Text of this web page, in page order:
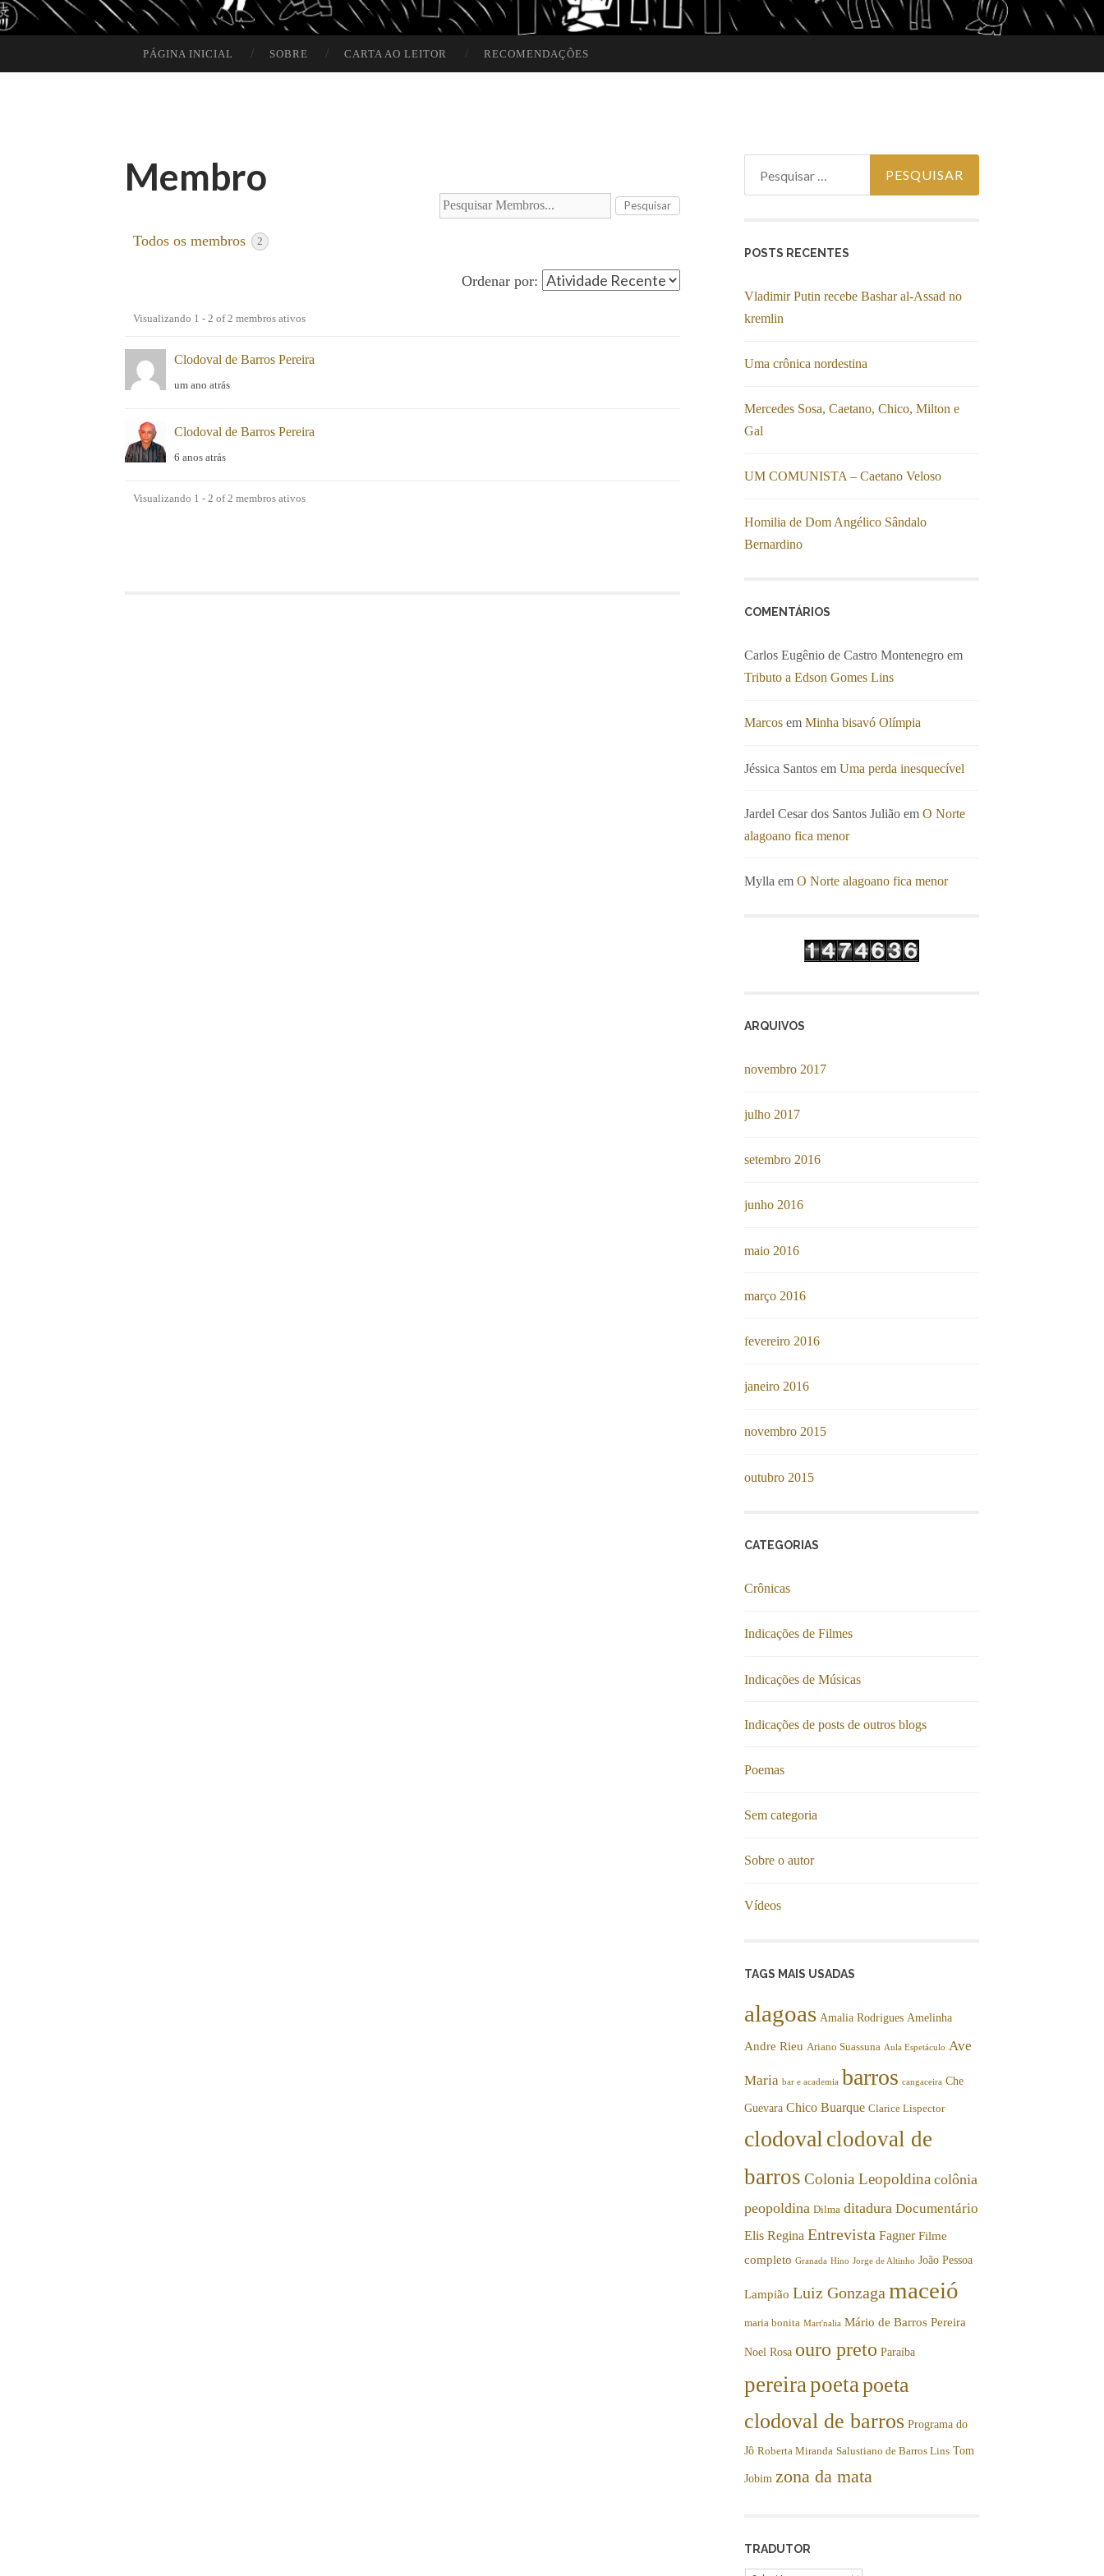
PÁGINA INICIAL SOBRE CARTA AO LEITOR RECOMENDAÇÕES
Membro
Pesquisar
Todos os membros 2
Ordenar por:
Diretório
de
Membros
Visualizando 1 - 2 of 2 membros ativos
Clodoval de Barros Pereira
um ano atrás
Clodoval de Barros Pereira
6 anos atrás
Visualizando 1 - 2 of 2 membros ativos
POSTS RECENTES
Vladimir Putin recebe Bashar al-Assad no
kremlin
Uma crônica nordestina
Mercedes Sosa, Caetano, Chico, Milton e
Gal
UM COMUNISTA – Caetano Veloso
Homilia de Dom Angélico Sândalo
Bernardino
COMENTÁRIOS
Carlos Eugênio de Castro Montenegro em
Tributo a Edson Gomes Lins
Marcos em Minha bisavó Olímpia
Jéssica Santos em Uma perda inesquecível
Jardel Cesar dos Santos Julião em O Norte
alagoano fica menor
Mylla em O Norte alagoano fica menor
ARQUIVOS
novembro 2017
julho 2017
setembro 2016
junho 2016
maio 2016
março 2016
fevereiro 2016
janeiro 2016
novembro 2015
outubro 2015
CATEGORIAS
Crônicas
Indicações de Filmes
Indicações de Músicas
Indicações de posts de outros blogs
Poemas
Sem categoria
Sobre o autor
Vídeos
TAGS MAIS USADAS
alagoas Amalia Rodrigues Amelinha
Andre Rieu Ariano Suassuna Aula Espetáculo Ave
Maria bar e academia barros cangaceira Che
Guevara Chico Buarque Clarice Lispector
clodoval clodoval de
barros Colonia Leopoldina colônia
peopoldina Dilma ditadura Documentário
Elis Regina Entrevista Fagner Filme
completo Granada Hino Jorge de Altinho João Pessoa
Lampião Luiz Gonzaga maceió
maria bonita Mart'nalia Mário de Barros Pereira
Noel Rosa ouro preto Paraíba
pereira poeta poeta
clodoval de barros Programa do
Jô Roberta Miranda Salustiano de Barros Lins Tom
Jobim zona da mata
TRADUTOR